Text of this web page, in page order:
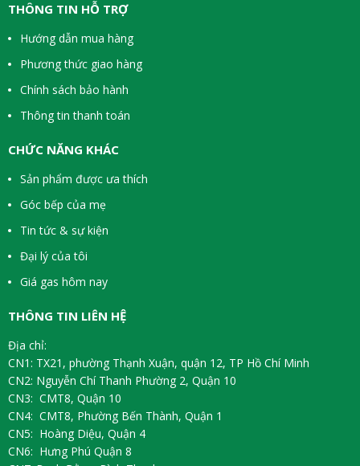
THÔNG TIN HỖ TRỢ
Hướng dẫn mua hàng
Phương thức giao hàng
Chính sách bảo hành
Thông tin thanh toán
CHỨC NĂNG KHÁC
Sản phẩm được ưa thích
Góc bếp của mẹ
Tin tức & sự kiện
Đại lý của tôi
Giá gas hôm nay
THÔNG TIN LIÊN HỆ
Địa chỉ:
CN1: TX21, phường Thạnh Xuận, quận 12, TP Hồ Chí Minh
CN2: Nguyễn Chí Thanh Phường 2, Quận 10
CN3: CMT8, Quận 10
CN4: CMT8, Phường Bến Thành, Quận 1
CN5: Hoàng Diệu, Quận 4
CN6: Hưng Phú Quận 8